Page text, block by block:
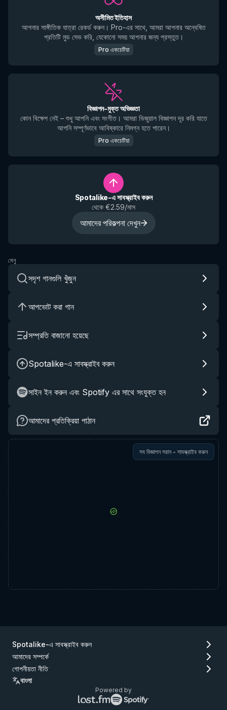
অসীমিত ইতিহাস
আপনার সাঙ্গীতিক যাত্রা রেকর্ড করুন। Pro-এর সাথে, আমরা আপনার অন্বেষিত
প্রতিটি মুড সেভ করি, যেকোনো সময় আপনার জন্য প্রস্তুত।
Pro একচেটিয়া
বিজ্ঞাপন-মুক্ত অভিজ্ঞতা
কোন বিক্ষেপ নেই – শুধু আপনি এবং সংগীত। আমরা ভিজুয়াল বিজ্ঞাপন দূর করি যাতে
আপনি সম্পূর্ণভাবে আবিষ্কারে নিমগ্ন হতে পারেন।
Pro একচেটিয়া
Spotalike-এ সাবস্ক্রাইব করুন
থেকে €2.59/মাস
আমাদের পরিকল্পনা দেখুন
মেনু
সদৃশ গানগুলি খুঁজুন
আপভোট করা গান
সম্প্রতি বাজানো হয়েছে
Spotalike-এ সাবস্ক্রাইব করুন
সাইন ইন করুন এবং Spotify এর সাথে সংযুক্ত হন
আমাদের প্রতিক্রিয়া পাঠান
সব বিজ্ঞাপন সরান - সাবস্ক্রাইব করুন
Spotalike-এ সাবস্ক্রাইব করুন
আমাদের সম্পর্কে
গোপনীয়তা নীতি
বাংলা
Powered by
Lastfm